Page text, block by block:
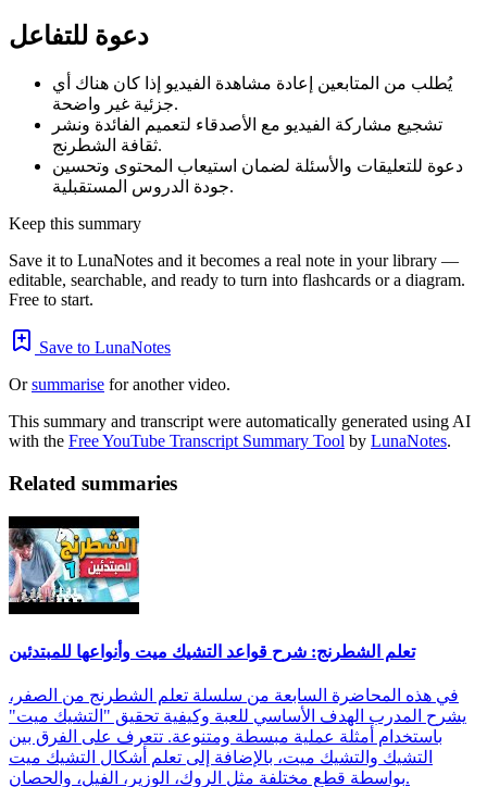
دعوة للتفاعل
يُطلب من المتابعين إعادة مشاهدة الفيديو إذا كان هناك أي
جزئية غير واضحة.
تشجيع مشاركة الفيديو مع الأصدقاء لتعميم الفائدة ونشر
ثقافة الشطرنج.
دعوة للتعليقات والأسئلة لضمان استيعاب المحتوى وتحسين
جودة الدروس المستقبلية.
Keep this summary
Save it to LunaNotes and it becomes a real note in your library —
editable, searchable, and ready to turn into flashcards or a diagram.
Free to start.
Save to LunaNotes
Orsummarise for another video.
This summary and transcript were automatically generated using AI
with the Free YouTube Transcript Summary Tool by LunaNotes.
Related summaries
تعلم الشطرنج: شرح قواعد التشيك ميت وأنواعها للمبتدئين
في هذه المحاضرة السابعة من سلسلة تعلم الشطرنج من الصفر،
يشرح المدرب الهدف الأساسي للعبة وكيفية تحقيق "التشيك ميت"
باستخدام أمثلة عملية مبسطة ومتنوعة. تتعرف على الفرق بين
التشيك والتشيك ميت، بالإضافة إلى تعلم أشكال التشيك ميت
بواسطة قطع مختلفة مثل الروك، الوزير، الفيل، والحصان.